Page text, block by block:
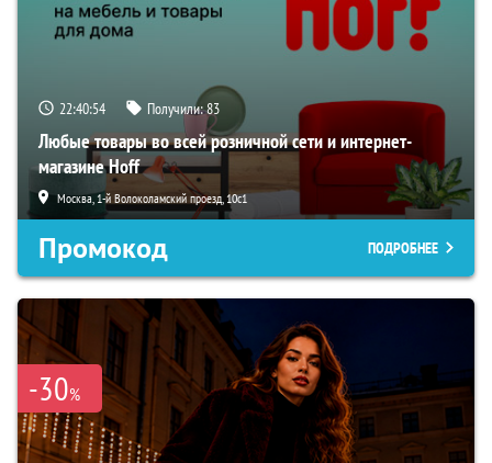
22:40:53 Получили:83
Любые товары во всей розничной сети и интернет-
магазине Hoff
Москва, 1-й Волоколамский проезд, 10с1
Промокод ПОДРОБНЕЕ
-30%